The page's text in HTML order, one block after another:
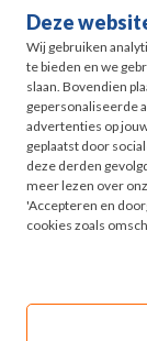
Deze
Wij gebruiken
te bieden en we
slaan. Bovendien
gepersonaliseerde
advertenties op
geplaatst door
deze derden
meer lezen over
'Accepteren en
cookies zoals
Life events
Pensioen in Zicht
HR
Odyssee